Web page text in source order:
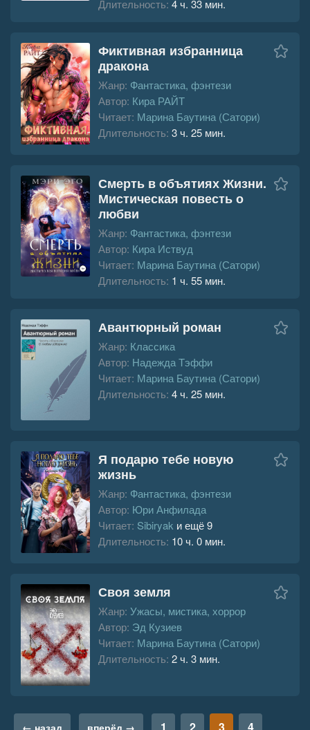
Длительность: 4 ч. 33 мин.
Фиктивная избранница
дракона
Жанр: Фантастика, фэнтези
Автор: Кира РАЙТ
Читает: Марина Баутина (Сатори)
Длительность: 3 ч. 25 мин.
Смерть в объятиях Жизни.
Мистическая повесть о
любви
Жанр: Фантастика, фэнтези
Автор: Кира Иствуд
Читает: Марина Баутина (Сатори)
Длительность: 1 ч. 55 мин.
Авантюрный роман
Жанр: Классика
Автор: Надежда Тэффи
Читает: Марина Баутина (Сатори)
Длительность: 4 ч. 25 мин.
Я подарю тебе новую
жизнь
Жанр: Фантастика, фэнтези
Автор: Юри Анфилада
Читает: Sibiryak и ещё 9
Длительность: 10 ч. 0 мин.
Своя земля
Жанр: Ужасы, мистика, хоррор
Автор: Эд Кузиев
Читает: Марина Баутина (Сатори)
Длительность: 2 ч. 3 мин.
← назад вперёд → 1 2 3 4